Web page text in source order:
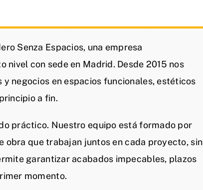
Senza Espacios, una empresa
con sede en Madrid. Desde 2015 nos
negocios en espacios funcionales, estéticos
a fin.
práctico. Nuestro equipo está formado por
que trabajan juntos en cada proyecto, sin
garantizar acabados impecables, plazos
momento.